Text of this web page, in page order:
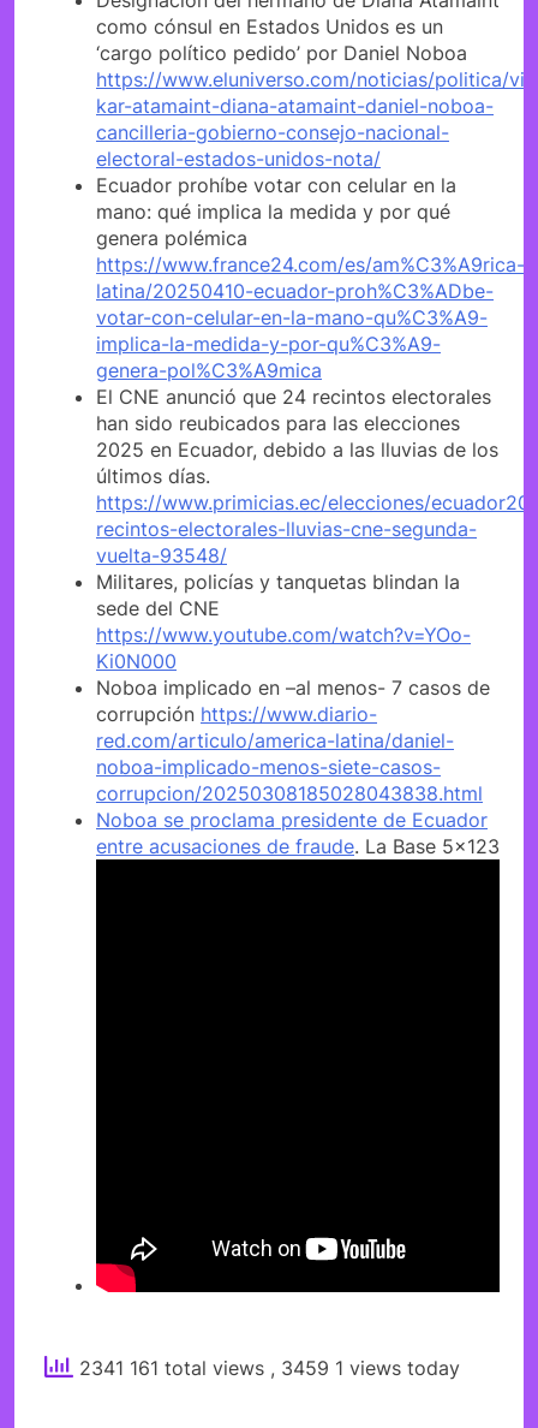
como cónsul en Estados Unidos es un
‘cargo político pedido’ por Daniel Noboa
https://www.eluniverso.com/noticias/politica/
kar-atamaint-diana-atamaint-daniel-noboa-
cancilleria-gobierno-consejo-nacional-
electoral-estados-unidos-nota/
Ecuador prohíbe votar con celular en la
mano: qué implica la medida y por qué
genera polémica
https://www.france24.com/es/am%C3%A9rica-
latina/20250410-ecuador-proh%C3%ADbe-
votar-con-celular-en-la-mano-qu%C3%A9-
implica-la-medida-y-por-qu%C3%A9-
genera-pol%C3%A9mica
El CNE anunció que 24 recintos electorales
han sido reubicados para las elecciones
2025 en Ecuador, debido a las lluvias de los
últimos días.
https://www.primicias.ec/elecciones/
recintos-electorales-lluvias-cne-segunda-
vuelta-93548/
Militares, policías y tanquetas blindan la
sede del CNE
https://www.youtube.com/watch?v=YOo-
Ki0N000
Noboa implicado en –al menos- 7 casos de
corrupción https://www.diario-
red.com/articulo/america-latina/daniel-
noboa-implicado-menos-siete-casos-
corrupcion/20250308185028043838.html
Noboa se proclama presidente de Ecuador
entre acusaciones de fraude. La Base 5×123
2341 161 total views , 3459 1 views today